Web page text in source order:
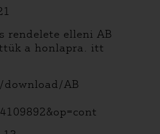
rendelete elleni AB
a honlapra. itt
AB